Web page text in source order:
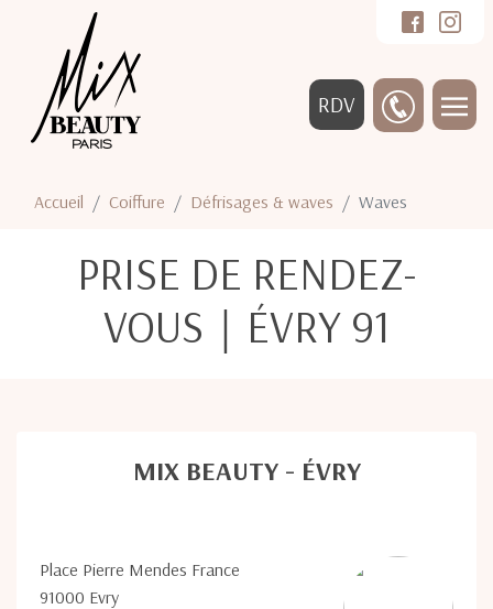
RDV
Accueil Coiffure Défrisages & waves Waves
PRISE DE RENDEZ-
VOUS｜ÉVRY 91
MIX BEAUTY - ÉVRY
Place Pierre Mendes France
91000 Evry